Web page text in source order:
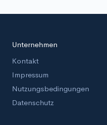
Unternehmen
Kontakt
Impressum
Nutzungsbedingungen
Datenschutz